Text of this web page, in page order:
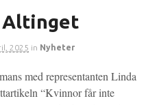
2025 in Nyheter
med representanten Linda
“Kvinnor får inte